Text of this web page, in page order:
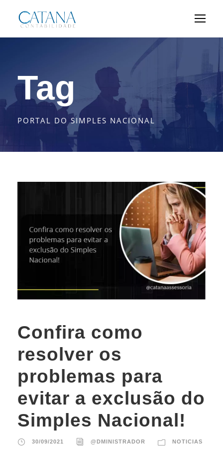
Tag
PORTAL DO SIMPLES NACIONAL
Confira como
resolver os
problemas para
evitar a exclusão do
Simples Nacional!
30/09/2021 @DMINISTRADOR NOTICIAS